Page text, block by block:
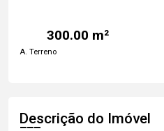
300.00 m²
A. Terreno
Descrição do Imóvel